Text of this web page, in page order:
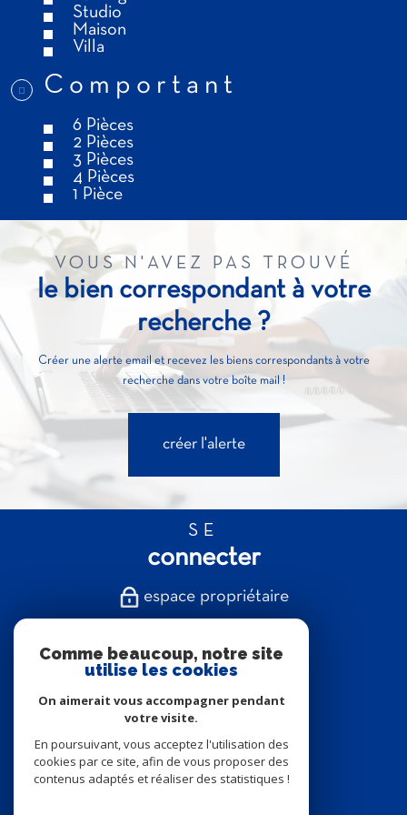
Studio
Maison
Villa
Comportant
6 Pièces
2 Pièces
3 Pièces
4 Pièces
1 Pièce
VOUS N'AVEZ PAS TROUVÉ
le bien correspondant à votre
recherche ?
Créer une alerte email et recevez les biens correspondants à votre
recherche dans votre boîte mail !
créer l'alerte
SE
connecter
espace propriétaire
suivre
NOUS
adhérons
Comme beaucoup, notre site
utilise les cookies
On aimerait vous accompagner pendant
votre visite.
En poursuivant, vous acceptez l'utilisation des
cookies par ce site, afin de vous proposer des
contenus adaptés et réaliser des statistiques !